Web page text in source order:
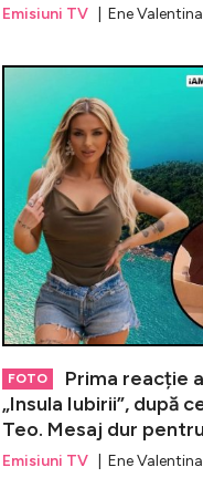
Emisiuni TV | Ene
minte pe
FOTO
Prima reacție
„Insula Iubirii”, după
Teo. Mesaj dur
Emisiuni TV | Ene